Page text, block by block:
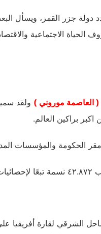
دولة جزر القمر،
الحياة الاجتماعية
( العاصمة موروني ) ولقد
براكين العالم.
الحكومة والمؤسسات
الشرقي لقارة أفريقيا